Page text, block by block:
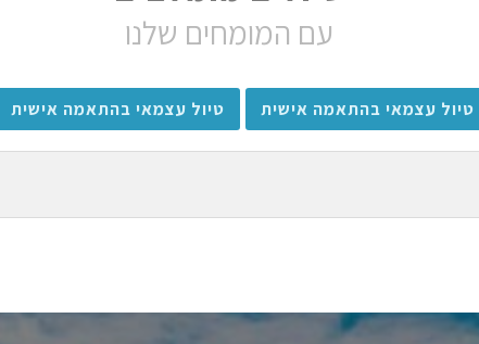
עם המומחים שלנו
טיול עצמאי בהתאמה אישית טיול עצמאי בהתאמה אישית